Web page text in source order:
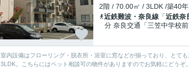
2階 / 70.00㎡ / 3LDK /築40
近鉄難波・奈良線 「近鉄奈
分 奈良交通「三笠中学校
室内設備はフローリング・脱衣所・浴室に窓などが揃っており、とて
3LDK。こちらにはペット相談可の物件がありますのでお気軽にどう